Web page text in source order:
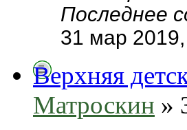
Последнее
31 мар
Верхняя
Матроскин »